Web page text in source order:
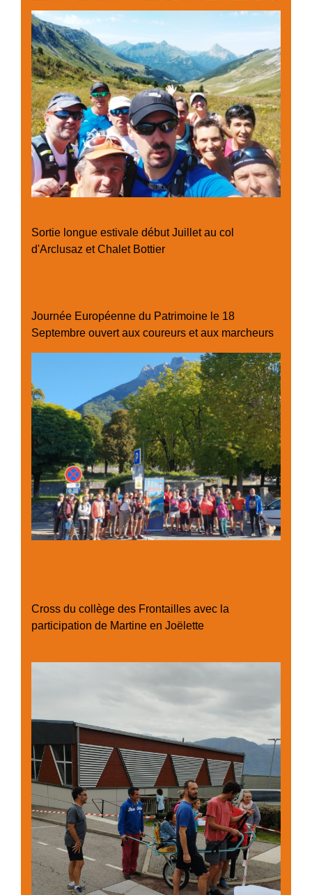
Sortie longue estivale début Juillet au col
d'Arclusaz et Chalet Bottier
Journée Européenne du Patrimoine le 18
Septembre ouvert aux coureurs et aux marcheurs
Cross du collège des Frontailles avec la
participation de Martine en Joëlette